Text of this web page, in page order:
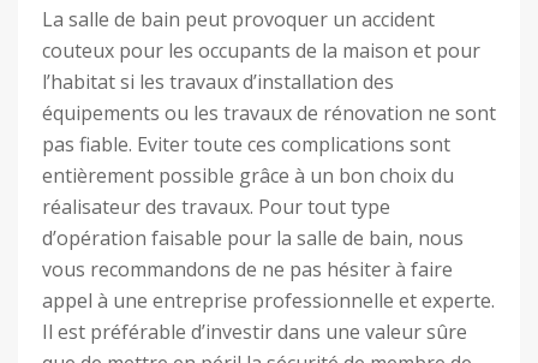
La salle de bain peut provoquer un accident
couteux pour les occupants de la maison et pour
l’habitat si les travaux d’installation des
équipements ou les travaux de rénovation ne sont
pas fiable. Eviter toute ces complications sont
entièrement possible grâce à un bon choix du
réalisateur des travaux. Pour tout type
d’opération faisable pour la salle de bain, nous
vous recommandons de ne pas hésiter à faire
appel à une entreprise professionnelle et experte.
Il est préférable d’investir dans une valeur sûre